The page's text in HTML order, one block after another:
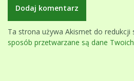
Ta strona używa Akismet do redukcji
sposób przetwarzane są dane